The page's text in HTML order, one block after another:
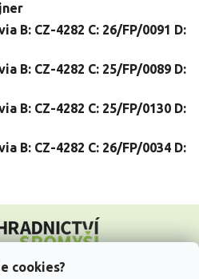
cookies?
B: CZ-4282 C: 26/FP/0091 D:
B: CZ-4282 C: 25/FP/0089 D:
B: CZ-4282 C: 25/FP/0130 D:
B: CZ-4282 C: 26/FP/0034 D: